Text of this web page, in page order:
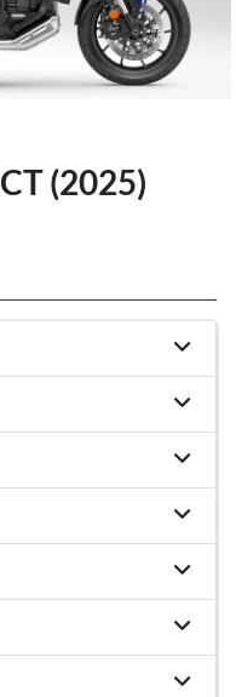
(2025)